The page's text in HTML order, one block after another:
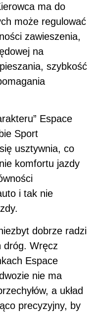
ma do
może regulować
zawieszenia,
na
szybkość
Espace
Sport
usztywnia, co
komfortu jazdy
i tak nie
dobrze radzi
dróg. Wręcz
Espace
nie ma
a układ
precyzyjny, by